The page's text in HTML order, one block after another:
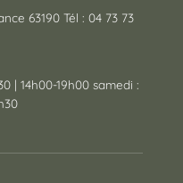
63190 Tél : 04 73 73
| 14h00-19h00 samedi :